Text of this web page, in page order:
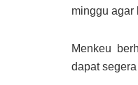
minggu agar
Menkeu
dapat